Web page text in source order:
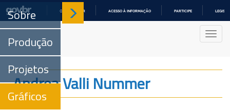
COMUNICA BR ACESSO À INFORMAÇÃO PARTICIPE
Sobre
Produção
Projetos
Gráficos
Andrea Valli Nummer